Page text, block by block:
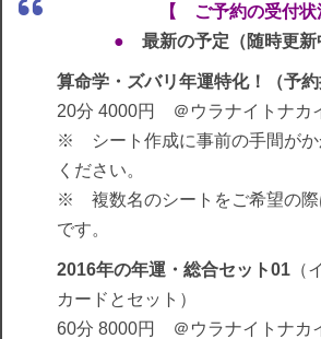
【 ご予約の受付
● 最新の予定（随時更新
算命学・ズバリ年運特化！（予約
20分 4000円 ＠ウラナイトナ
※ シート作成に事前の手間がか
ください。
※ 複数名のシートをご希望の際
です。
2016年の年運・総合セット01 （
カードとセット）
60分 8000円 ＠ウラナイトナカ